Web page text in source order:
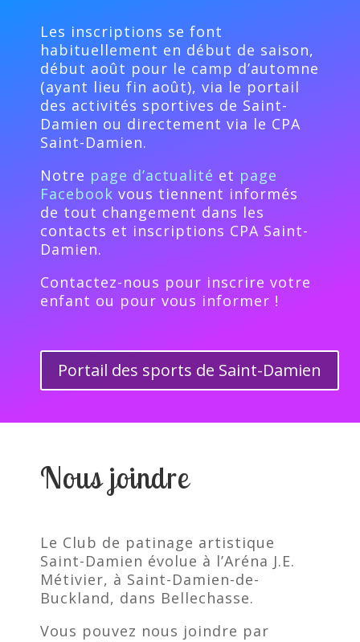
Les inscriptions se font
habituellement en début de saison,
début août pour le camp d’automne
(ayant lieu fin août), via le portail
des activités sportives de Saint-
Damien ou directement via le CPA
Saint-Damien.
Notre page d’actualité et page
Facebook vous tiennent informés
de tout changement dans les
contacts et inscriptions CPA Saint-
Damien.
Contactez-nous pour inscrire votre
enfant ou pour vous informer !
Portail des sports de Saint-Damien
Nous joindre
Le Club de patinage artistique
Saint-Damien évolue à l’Aréna J.E.
Métivier, à Saint-Damien-de-
Buckland, dans Bellechasse.
Vous pouvez nous joindre par